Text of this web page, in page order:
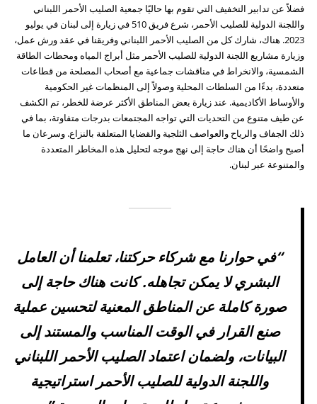
فضلاً عن تدابير التخفيف التي تقوم بها حاليًا جمعية الصليب الأحمر اللبناني
واللجنة الدولية للصليب الأحمر، شرع فريق 510 في زيارة إلى لبنان في يوليو
2023. هناك، شارك كل من الصليب الأحمر اللبناني وفريقنا في عقد ورش عمل،
وزيارة مشاريع اللجنة الدولية للصليب الأحمر مثل أبراج المياه ومحطات الطاقة
الشمسية، والانخراط في مناقشات جماعية مع أصحاب المصلحة من قطاعات
متعددة، بدءًا من السلطات المحلية وصولاً إلى المنظمات غير الحكومية
والأوساط الأكاديمية. عند زيارة بعض المناطق الأكثر عرضة للخطر، تم الكشف
عن طيف متنوع من التحديات التي تواجه المجتمعات بدرجات متفاوتة، بما في
ذلك الجفاف والرياح والعواصف الثلجية والقضايا المتعلقة بالنزاع. وسرعان ما
أصبح واضحًا أن هناك حاجة إلى نهج موجه لتحليل هذه المخاطر المتعددة
والمتنوعة عبر لبنان.
“في حوارنا مع شركاء حركتنا، تعلمنا أن العامل
البشري لا يمكن تجاهله. كانت هناك حاجة إلى
صورة كاملة عن المناطق المعنية لتحسين عملية
صنع القرار في الوقت المناسب والمستند إلى
البيانات، ولضمان اعتماد الصليب الأحمر اللبناني
واللجنة الدولية للصليب الأحمر استراتيجية